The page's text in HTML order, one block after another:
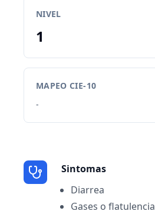
NIVEL
1
MAPEO CIE-10
-
Sintomas
Diarrea
Gases o flatulencia